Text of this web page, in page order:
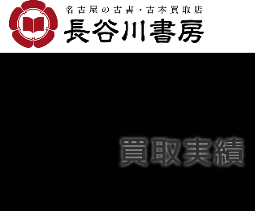
買取実績